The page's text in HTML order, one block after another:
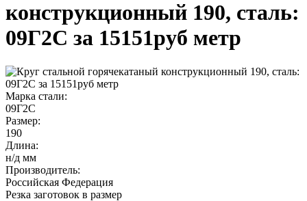
конструкционный 190, сталь:
09Г2С за 15151руб метр
Марка стали:
09Г2С
Размер:
190
Длина:
н/д мм
Производитель:
Российская Федерация
Резка заготовок в размер